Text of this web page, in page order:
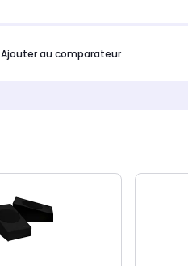
Ajouter au comparateur